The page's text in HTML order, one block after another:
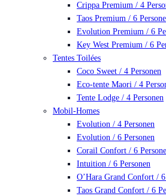
Crippa Premium / 4
Taos Premium / 6
Evolution Premium / 6
Key West Premium / 6
Tentes Toilées
Coco Sweet / 4 Personen
Eco-tente Maori / 4
Tente Lodge / 4 Personen
Mobil-Homes
Evolution / 4 Personen
Evolution / 6 Personen
Corail Confort / 6
Intuition / 6 Personen
O’Hara Grand Confort / 6
Taos Grand Confort / 6